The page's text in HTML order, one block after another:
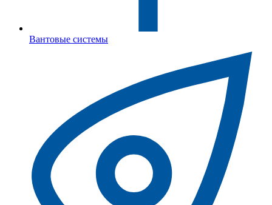
Вантовые системы